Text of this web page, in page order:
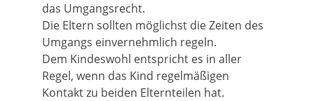
das Umgangsrecht.
Die Eltern sollten möglichst die Zeiten des
Umgangs einvernehmlich regeln.
Dem Kindeswohl entspricht es in aller
Regel, wenn das Kind regelmäßigen
Kontakt zu beiden Elternteilen hat.